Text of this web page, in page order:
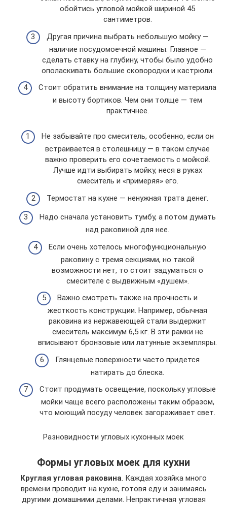
обойтись угловой мойкой шириной 45
сантиметров.
Другая причина выбрать небольшую мойку —
наличие посудомоечной машины. Главное —
сделать ставку на глубину, чтобы было удобно
ополаскивать большие сковородки и кастрюли.
Стоит обратить внимание на толщину материала
и высоту бортиков. Чем они толще — тем
практичнее.
Не забывайте про смеситель, особенно, если он
встраивается в столешницу — в таком случае
важно проверить его сочетаемость с мойкой.
Лучше идти выбирать мойку, неся в руках
смеситель и «примеряя» его.
Термостат на кухне — ненужная трата денег.
Надо сначала установить тумбу, а потом думать
над раковиной для нее.
Если очень хотелось многофункциональную
раковину с тремя секциями, но такой
возможности нет, то стоит задуматься о
смесителе с выдвижным «душем».
Важно смотреть также на прочность и
жесткость конструкции. Например, обычная
раковина из нержавеющей стали выдержит
смеситель максимум 6,5 кг. В эти рамки не
вписывают бронзовые или латунные экземпляры.
Глянцевые поверхности часто придется
натирать до блеска.
Стоит продумать освещение, поскольку угловые
мойки чаще всего расположены таким образом,
что моющий посуду человек загораживает свет.
Разновидности угловых кухонных моек
Формы угловых моек для кухни
Круглая угловая раковина. Каждая хозяйка много
времени проводит на кухне, готовя еду и занимаясь
другими домашними делами. Непрактичная угловая